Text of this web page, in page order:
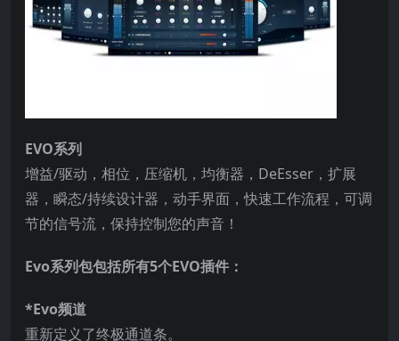
EVO系列
增益/驱动，相位，压缩机，均衡器，DeEsser，扩展
器，瞬态/持续设计器，动手界面，快速工作流程，可调
节的信号流，保持控制您的声音！
Evo系列包包括所有5个EVO插件：
*Evo频道
重新定义了终极通道条。